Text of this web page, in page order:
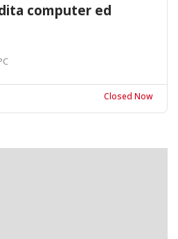
computer ed
Closed Now